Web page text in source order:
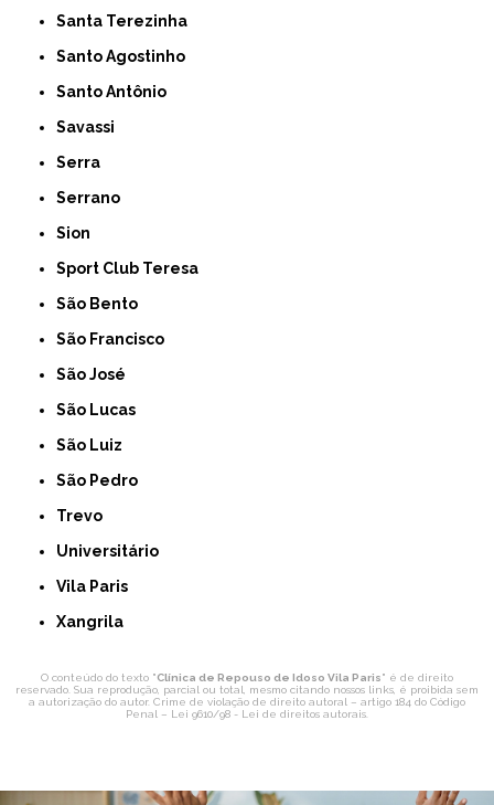
Santa Terezinha
Santo Agostinho
Santo Antônio
Savassi
Serra
Serrano
Sion
Sport Club Teresa
São Bento
São Francisco
São José
São Lucas
São Luiz
São Pedro
Trevo
Universitário
Vila Paris
Xangrila
O conteúdo do texto "Clínica de Repouso de Idoso Vila Paris" é de direito
reservado. Sua reprodução, parcial ou total, mesmo citando nossos links, é proibida sem
a autorização do autor. Crime de violação de direito autoral – artigo 184 do Código
Penal – Lei 9610/98 - Lei de direitos autorais.